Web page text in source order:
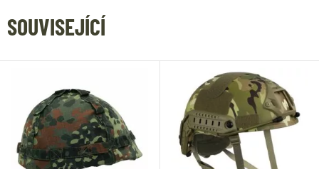
SOUVISEJÍCÍ